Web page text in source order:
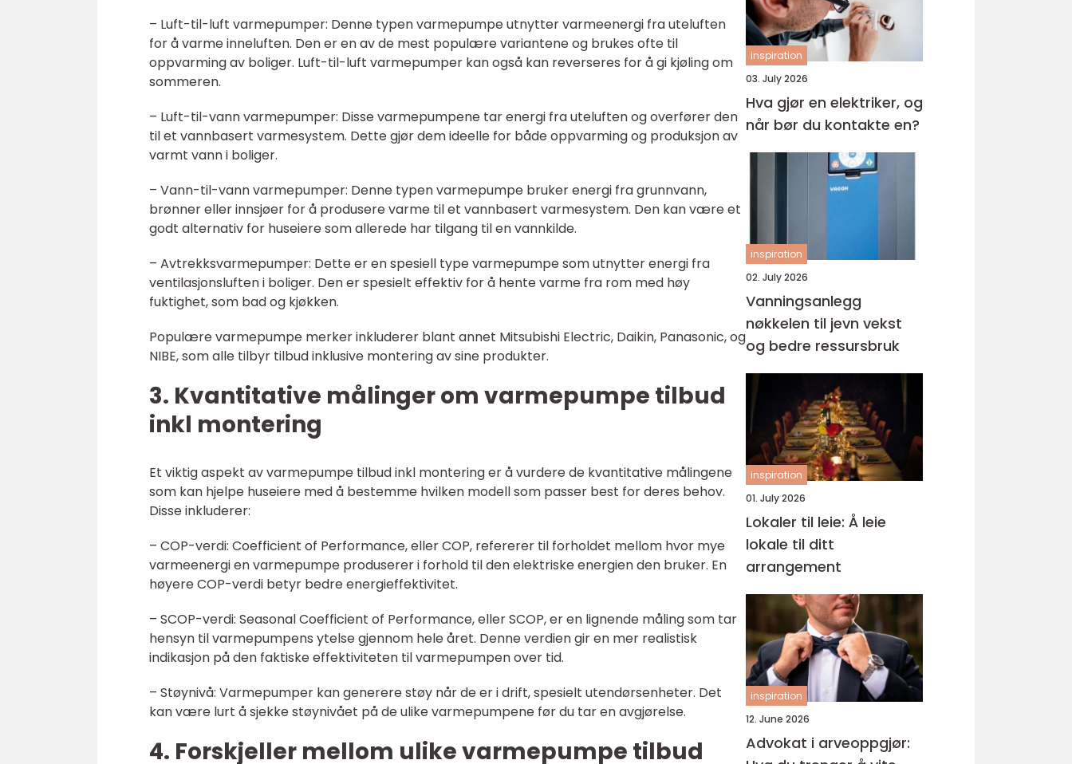
– Luft-til-luft varmepumper: Denne typen varmepumpe utnytter varmeenergi fra uteluften
for å varme inneluften. Den er en av de mest populære variantene og brukes ofte til
oppvarming av boliger. Luft-til-luft varmepumper kan også kan reverseres for å gi kjøling om
sommeren.
– Luft-til-vann varmepumper: Disse varmepumpene tar energi fra uteluften og overfører den
til et vannbasert varmesystem. Dette gjør dem ideelle for både oppvarming og produksjon av
varmt vann i boliger.
– Vann-til-vann varmepumper: Denne typen varmepumpe bruker energi fra grunnvann,
brønner eller innsjøer for å produsere varme til et vannbasert varmesystem. Den kan være et
godt alternativ for huseiere som allerede har tilgang til en vannkilde.
– Avtrekksvarmepumper: Dette er en spesiell type varmepumpe som utnytter energi fra
ventilasjonsluften i boliger. Den er spesielt effektiv for å hente varme fra rom med høy
fuktighet, som bad og kjøkken.
Populære varmepumpe merker inkluderer blant annet Mitsubishi Electric, Daikin, Panasonic, og
NIBE, som alle tilbyr tilbud inklusive montering av sine produkter.
3. Kvantitative målinger om varmepumpe tilbud
inkl montering
Et viktig aspekt av varmepumpe tilbud inkl montering er å vurdere de kvantitative målingene
som kan hjelpe huseiere med å bestemme hvilken modell som passer best for deres behov.
Disse inkluderer:
– COP-verdi: Coefficient of Performance, eller COP, refererer til forholdet mellom hvor mye
varmeenergi en varmepumpe produserer i forhold til den elektriske energien den bruker. En
høyere COP-verdi betyr bedre energieffektivitet.
– SCOP-verdi: Seasonal Coefficient of Performance, eller SCOP, er en lignende måling som tar
hensyn til varmepumpens ytelse gjennom hele året. Denne verdien gir en mer realistisk
indikasjon på den faktiske effektiviteten til varmepumpen over tid.
– Støynivå: Varmepumper kan generere støy når de er i drift, spesielt utendørsenheter. Det
kan være lurt å sjekke støynivået på de ulike varmepumpene før du tar en avgjørelse.
4. Forskjeller mellom ulike varmepumpe tilbud
inspiration
03. July 2026
Hva gjør en elektriker, og
når bør du kontakte en?
inspiration
02. July 2026
Vanningsanlegg
nøkkelen til jevn vekst
og bedre ressursbruk
inspiration
01. July 2026
Lokaler til leie: Å leie
lokale til ditt
arrangement
inspiration
12. June 2026
Advokat i arveoppgjør: